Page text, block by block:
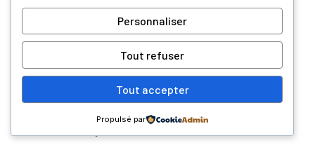
Bien que la navigation soit possible depuis
l’étranger, seuls les résidents français peuvent
recevoir les paiements, le retrait initial nécessitant
une adresse postale en France. Les missions
restent accessibles, mais le paiement reste
restreint pour les comptes non localisés sur le
Personnaliser
Tout refuser
Tout accepter
Propulsé par